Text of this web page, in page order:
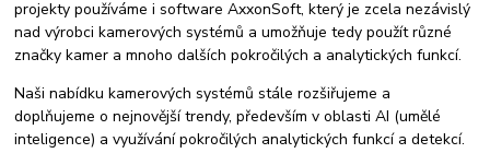
projekty používáme i software AxxonSoft, který je zcela nezávislý
nad výrobci kamerových systémů a umožňuje tedy použít různé
značky kamer a mnoho dalších pokročilých a analytických funkcí.
Naši nabídku kamerových systémů stále rozšiřujeme a
doplňujeme o nejnovější trendy, především v oblasti AI (umělé
inteligence) a využívání pokročilých analytických funkcí a detekcí.